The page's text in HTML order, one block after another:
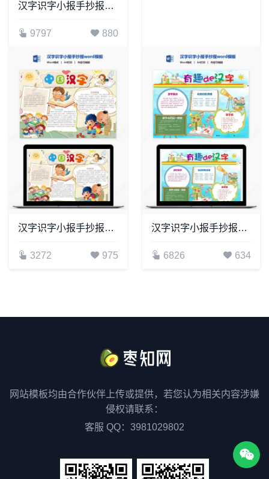
汉字识字小报手抄报word模板(37)
9797 880
汉字识字小报手抄报word模板(36)
3272 975
汉字识字小报手抄报word模板(15)
6826 634
网站模板均由合作伙伴上传或提供，若您认为相关内容涉嫌
侵权请联系：
客服 QQ：3981029802